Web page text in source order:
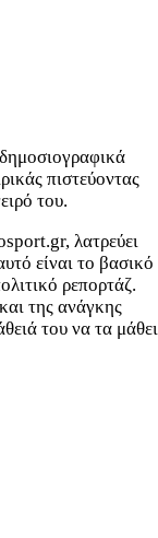
πιστεύοντας
του.
λατρεύει
είναι το βασικό
ρεπορτάζ.
της ανάγκης
του να τα μάθει